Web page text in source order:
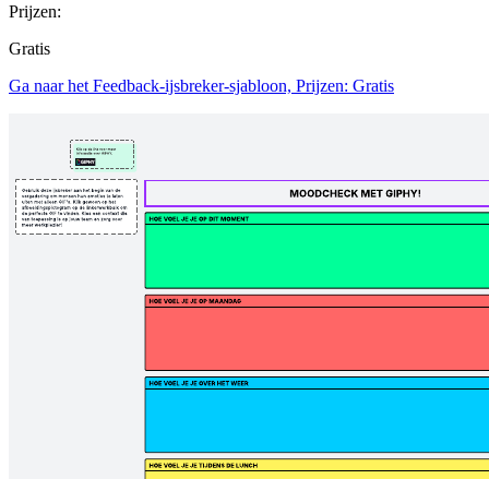
Prijzen:
Gratis
Ga naar het Feedback-ijsbreker-sjabloon, Prijzen: Gratis